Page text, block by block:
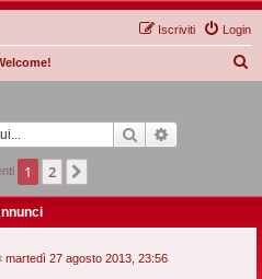
Login
Iscriviti
Cerca
1 2
martedì 27 agosto 2013, 23:56